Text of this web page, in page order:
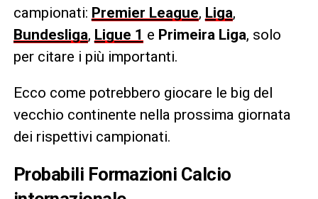
campionati: Premier League, Liga,
Bundesliga, Ligue 1 e Primeira Liga, solo
per citare i più importanti.
Ecco come potrebbero giocare le big del
vecchio continente nella prossima giornata
dei rispettivi campionati.
Probabili Formazioni Calcio